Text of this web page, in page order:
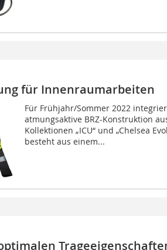
für Innenraumarbeiten
Für Frühjahr/Sommer 2022
atmungsaktive BRZ-Konstruktion
Kollektionen „ICU“ und „Chelsea
besteht aus einem...